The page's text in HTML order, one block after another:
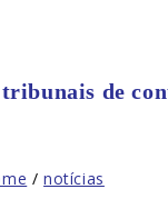
de
/ notícias